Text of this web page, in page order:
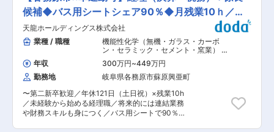
（土日祝）※業務上、土曜日に出るケースもあり
ますが、その際は振替休日を取得いただきます ・
残業時間：30時間程度 ・有給平均取得14日ほ
ど：有給休暇が取得しやすい環境です！ ■カワサ
キライフコーポレーションとは？ ・川崎重工の子
会社として、川崎重工の寮社宅管理・保険代理業
を担当する形で設立されております ・全社的に中
途入社者比率が多く、社風も穏やか（人柄の良い
方が多い）です ・川崎重工業100％出資の子会社
で、安定した経営基盤の中、腰を据えた長期就業
が期待できる環境です 変更の範囲：会社の定める
業務
・入退社の管理 ・労務管理 ・勤怠管理 ・給与計
算 ・社会保険の各種申請手続き ・福利厚生制度
の運用 ・就業規則・社内規定の管理、変更 ・健
康管理 ・教育研修の企画・運営 ・人事評
＜総務＞ ・社宅の手配・管理 ・保険（火災保
険・自動車保険など） の管理 ・社用車の管理、
レンタカー手配 ・固定資産管理 ・施設管理 ・旅
費・経費精算 ・社内イベントの企画・運営
＜庶務＞ ・電話対応 ・来客対応 ・物品管
理 ■組織構
成： 総務人事部には8名在籍しております。う
候補◆バス用シートシェア90％◆月残業10ｈ／土
日祝休
天龍ホールディングス株式会社
業種 / 職種
機能性化学（無機・ガラス・カーボ
ン・セラミック・セメント・窯業） 機
能性化学（有機・高分子）
会計）
年収 300万円~449万円
勤務地
岐阜県各務原市蘇原興亜町
〜第二新卒歓迎／年休121日（土日祝）×残業10h
／未経験から始める経理職／将来的には連結業務
や財務スキルも身につく／バス用シートで90％の